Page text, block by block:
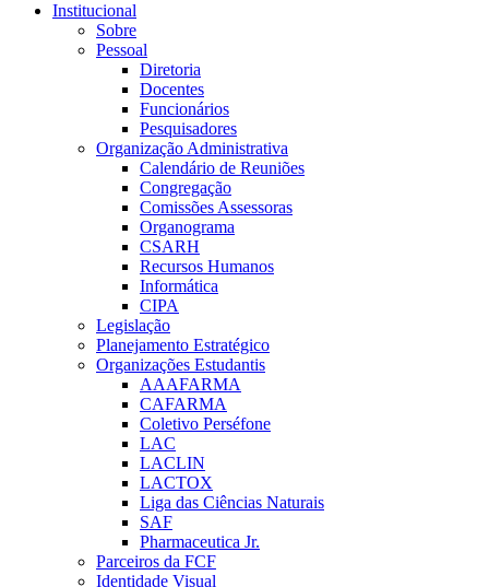
Institucional
Sobre
Pessoal
Diretoria
Docentes
Funcionários
Pesquisadores
Organização Administrativa
Calendário de Reuniões
Congregação
Comissões Assessoras
Organograma
CSARH
Recursos Humanos
Informática
CIPA
Legislação
Planejamento Estratégico
Organizações Estudantis
AAAFARMA
CAFARMA
Coletivo Perséfone
LAC
LACLIN
LACTOX
Liga das Ciências Naturais
SAF
Pharmaceutica Jr.
Parceiros da FCF
Identidade Visual